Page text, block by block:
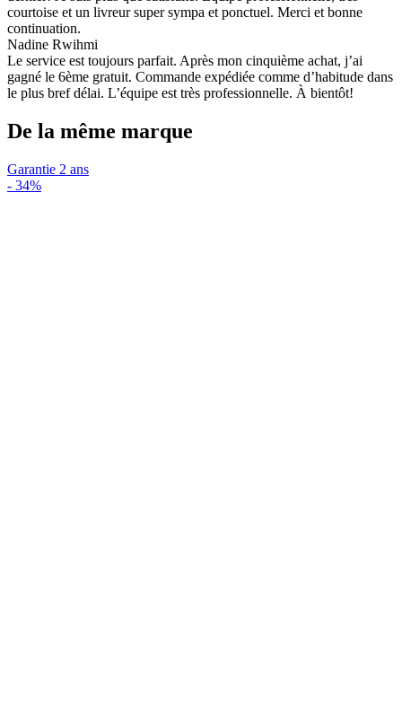
courtoise et un livreur super sympa et ponctuel. Merci et bonne
continuation.
Nadine Rwihmi
Le service est toujours parfait. Après mon cinquième achat, j’ai
gagné le 6ème gratuit. Commande expédiée comme d’habitude dans
le plus bref délai. L’équipe est très professionnelle. À bientôt!
De la même marque
Garantie 2 ans
- 34%